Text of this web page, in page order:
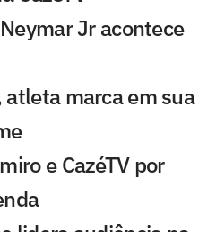
Jr acontece
atleta marca em sua
e CazéTV por